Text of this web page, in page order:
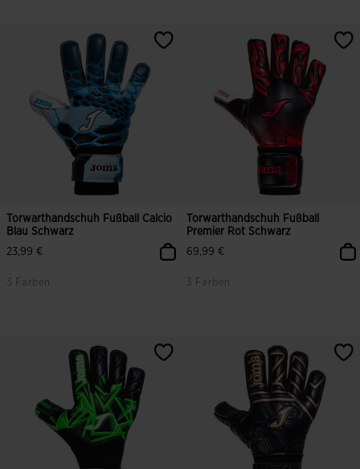
Torwarthandschuh Fußball Calcio
Blau Schwarz
23,99 €
3 Farben
Torwarthandschuh Fußball
Premier Rot Schwarz
69,99 €
3 Farben